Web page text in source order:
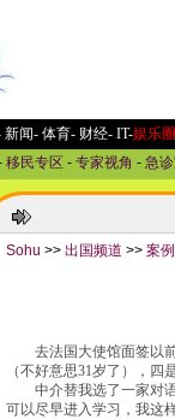
新闻- 体育-财经- IT-娱乐圈
移民专区 - 专家视角 - 急
Sohu >> 出国频道 >> 案
去法国大使馆面签以前
（不好意思31岁了），
中介替我选了一家对语
可以尽早进入学习，我这